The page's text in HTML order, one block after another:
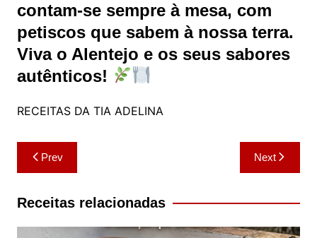
contam-se sempre à mesa, com
petiscos que sabem à nossa terra.
Viva o Alentejo e os seus sabores
autênticos!
RECEITAS DA TIA ADELINA
Navegação
de
artigos
Prev Next
Receitas relacionadas